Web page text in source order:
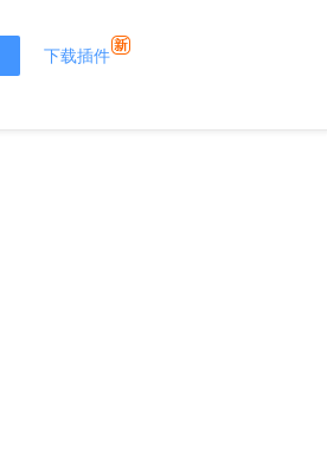
下载插件